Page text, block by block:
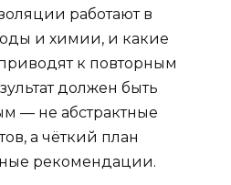
работают в
и химии, и какие
к повторным
должен быть
— не абстрактные
а чёткий план
рекомендации.